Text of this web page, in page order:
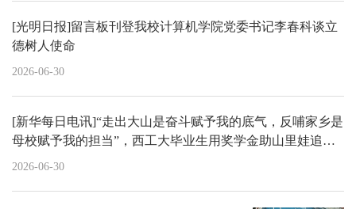
[光明日报]留言板刊登我校计算机学院党委书记李春科谈立
德树人使命
2026-06-30
[新华每日电讯]“走出大山是奋斗赋予我的底气，反哺家乡是
母校赋予我的担当”，西工大毕业生用奖学金助山里娃追光
逐梦。
2026-06-30